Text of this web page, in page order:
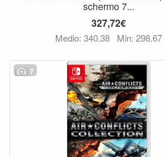
schermo 7...
327,72€
Medio: 340,38 Min: 298,67
7